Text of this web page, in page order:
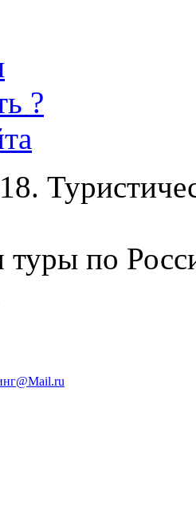
?
туры по